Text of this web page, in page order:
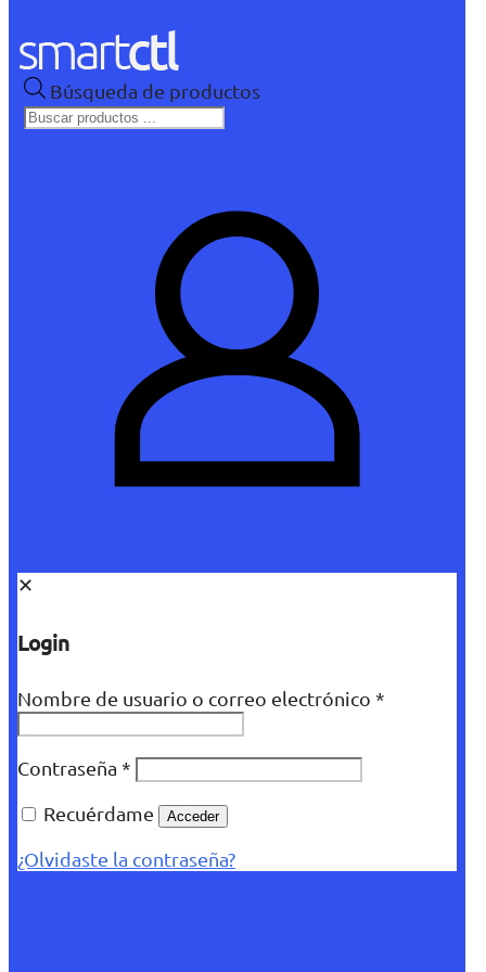
Búsqueda de productos
✕
Login
Nombre de usuario o correo electrónico *
Contraseña *
Recuérdame
Acceder
¿Olvidaste la contraseña?